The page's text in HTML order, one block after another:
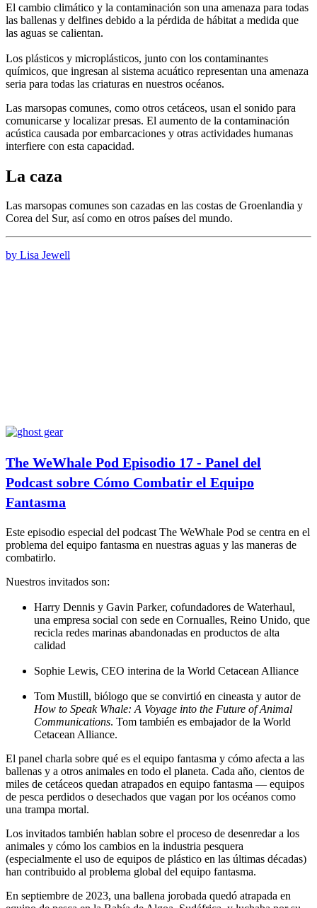
El cambio climático y la contaminación son una amenaza para todas
las ballenas y delfines debido a la pérdida de hábitat a medida que
las aguas se calientan.
Los plásticos y microplásticos, junto con los contaminantes
químicos, que ingresan al sistema acuático representan una amenaza
seria para todas las criaturas en nuestros océanos.
Las marsopas comunes, como otros cetáceos, usan el sonido para
comunicarse y localizar presas. El aumento de la contaminación
acústica causada por embarcaciones y otras actividades humanas
interfiere con esta capacidad.
La caza
Las marsopas comunes son cazadas en las costas de Groenlandia y
Corea del Sur, así como en otros países del mundo.
by Lisa Jewell
The WeWhale Pod Episodio 17 - Panel del
Podcast sobre Cómo Combatir el Equipo
Fantasma
Este episodio especial del podcast The WeWhale Pod se centra en el
problema del equipo fantasma en nuestras aguas y las maneras de
combatirlo.
Nuestros invitados son:
Harry Dennis y Gavin Parker, cofundadores de Waterhaul,
una empresa social con sede en Cornualles, Reino Unido, que
recicla redes marinas abandonadas en productos de alta
calidad
Sophie Lewis, CEO interina de la World Cetacean Alliance
Tom Mustill, biólogo que se convirtió en cineasta y autor de
How to Speak Whale: A Voyage into the Future of Animal
Communications. Tom también es embajador de la World
Cetacean Alliance.
El panel charla sobre qué es el equipo fantasma y cómo afecta a las
ballenas y a otros animales en todo el planeta. Cada año, cientos de
miles de cetáceos quedan atrapados en equipo fantasma — equipos
de pesca perdidos o desechados que vagan por los océanos como
una trampa mortal.
Los invitados también hablan sobre el proceso de desenredar a los
animales y cómo los cambios en la industria pesquera
(especialmente el uso de equipos de plástico en las últimas décadas)
han contribuido al problema global del equipo fantasma.
En septiembre de 2023, una ballena jorobada quedó atrapada en